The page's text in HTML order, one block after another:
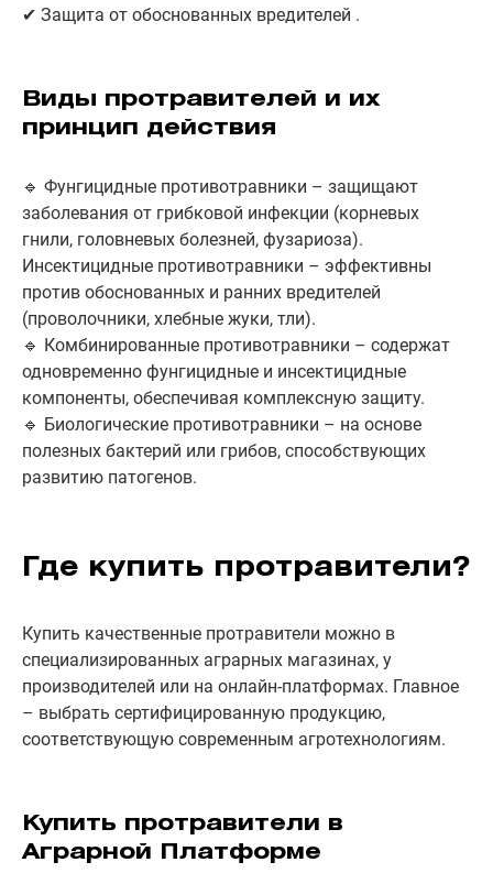
✔ Защита от обоснованных вредителей .
Виды протравителей и их
принцип действия
🔹 Фунгицидные противотравники – защищают
заболевания от грибковой инфекции (корневых
гнили, головневых болезней, фузариоза).
Инсектицидные противотравники – эффективны
против обоснованных и ранних вредителей
(проволочники, хлебные жуки, тли).
🔹 Комбинированные противотравники – содержат
одновременно фунгицидные и инсектицидные
компоненты, обеспечивая комплексную защиту.
🔹 Биологические противотравники – на основе
полезных бактерий или грибов, способствующих
развитию патогенов.
Где купить протравители?
Купить качественные протравители можно в
специализированных аграрных магазинах, у
производителей или на онлайн-платформах. Главное
– выбрать сертифицированную продукцию,
соответствующую современным агротехнологиям.
Купить протравители в
Аграрной Платформе